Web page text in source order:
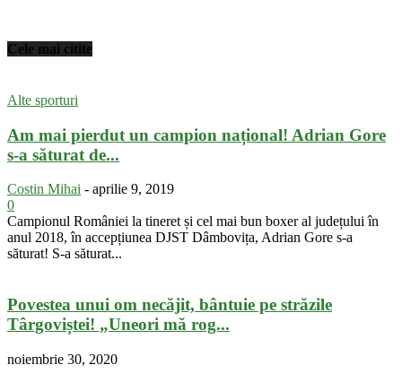
Cele mai citite
Alte sporturi
Am mai pierdut un campion național! Adrian Gore
s-a săturat de...
Costin Mihai - aprilie 9, 2019
0
Campionul României la tineret și cel mai bun boxer al județului în
anul 2018, în accepțiunea DJST Dâmbovița, Adrian Gore s-a
săturat! S-a săturat...
Povestea unui om necăjit, bântuie pe străzile
Târgoviștei! „Uneori mă rog...
noiembrie 30, 2020